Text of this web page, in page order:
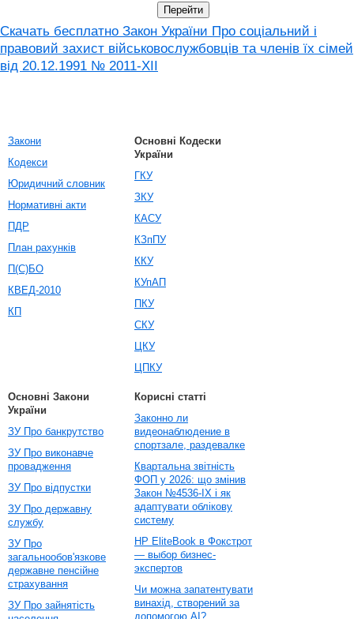
Скачать бесплатно Закон України Про соціальний і
правовий захист військовослужбовців та членів їх сімей
від 20.12.1991 № 2011-XII
Закони
Кодекси
Юридичний словник
Нормативні акти
ПДР
План рахунків
П(С)БО
КВЕД-2010
КП
Основні Кодески
України
ГКУ
ЗКУ
КАСУ
КЗпПУ
ККУ
КУпАП
ПКУ
СКУ
ЦКУ
ЦПКУ
Основні Закони
України
ЗУ Про банкрутство
ЗУ Про виконавче
провадження
ЗУ Про відпустки
ЗУ Про державну
службу
ЗУ Про
загальнообов'язкове
державне пенсійне
страхування
ЗУ Про зайнятість
Корисні статті
Законно ли
видеонаблюдение в
спортзале, раздевалке
Квартальна звітність
ФОП у 2026: що змінив
Закон №4536-IX і як
адаптувати облікову
систему
HP EliteBook в Фокстрот
— выбор бизнес-
экспертов
Чи можна запатентувати
винахід, створений за
допомогою AI?